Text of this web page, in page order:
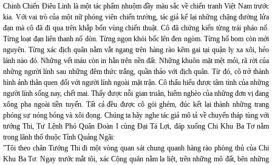
Chinh Chiến Điêu Linh là một tác phẩm nhuộm đầy màu sắc về chiến tranh Việt Nam trước
kia. Với vai trò của một nữ phóng viên chiến trường, tác giả kể lại những chặng đường lửa
đạn mà cô đã đi qua trên khắp bốn vùng chiến thuật. Cô đã chứng kiến từng trái pháo nổ.
Từng loạt đạn liên thanh nổ dòn. Từng ngọn khói bốc lên đen ngòm. Từng hố bom còn mới
nguyên. Từng xác địch quân nằm vắt ngang trên hàng rào kẽm gai tại quận lỵ xa xôi, hẻo
lánh nào đó. Những vết máu còn in hằn trên nền đất. Những khuôn mặt mệt mỏi, rã rời của
những người lính sau những đêm thức trắng, quần thảo với địch quân. Từ đó, cô trở thành
hình ảnh thân quen đối với người lính ngoài mặt trận. Cô thấu hiểu được tâm tình của những
người lính sống nay, chết mai. Thấy được nỗi gian truân, hiểm nghèo của những đơn vị đang
xông pha ngoài tiền tuyến. Tất cả đều được cô gói ghém, đúc kết lại thành những trang
phóng sự nóng bỏng và xôi đọng. Chúng ta hãy nghe tác giả mô tả về chuyến tháp tùng với
tướng Thi, Tư Lệnh Phó Quân Đoàn I cùng Đại Tá Lợi, đáp xuống Chi Khu Ba Tơ nằm
trong lãnh thổ thuộc Tỉnh Quảng Ngãi:
"Tôi theo chân Tướng Thi đi một vòng quan sát chung quanh hàng rào phòng thủ của Chi
Khu Ba Tơ. Ngay trước mắt tôi, xác Cộng quân nằm la liệt, trên những mô đất, bên những